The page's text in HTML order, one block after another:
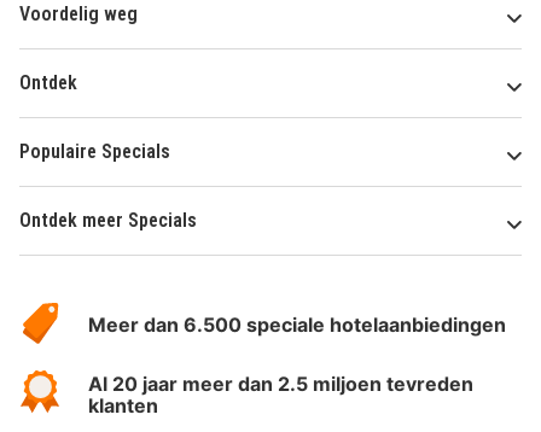
Voordelig weg
Ontdek
Populaire Specials
Ontdek meer Specials
HotelSpecials
Meer dan 6.500 speciale hotelaanbiedingen
Al 20 jaar meer dan 2.5 miljoen tevreden
klanten